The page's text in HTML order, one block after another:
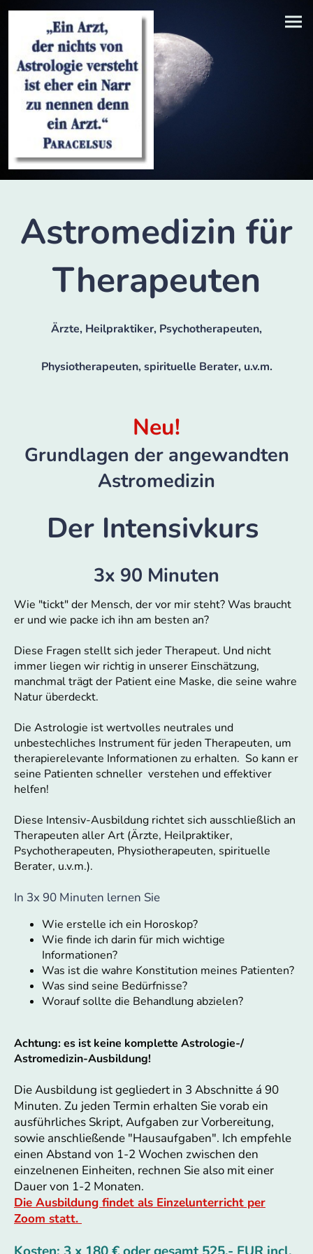
Astromedizin für
Therapeuten
Ärzte, Heilpraktiker, Psychotherapeuten,
Physiotherapeuten, spirituelle Berater, u.v.m.
Neu!
Grundlagen der angewandten
Astromedizin
Der Intensivkurs
3x 90 Minuten
Wie "tickt" der Mensch, der vor mir steht? Was braucht
er und wie packe ich ihn am besten an?
Diese Fragen stellt sich jeder Therapeut. Und nicht
immer liegen wir richtig in unserer Einschätzung,
manchmal trägt der Patient eine Maske, die seine wahre
Natur überdeckt.
Die Astrologie ist wertvolles neutrales und
unbestechliches Instrument für jeden Therapeuten, um
therapierelevante Informationen zu erhalten. So kann er
seine Patienten schneller verstehen und effektiver
helfen!
Diese Intensiv-Ausbildung richtet sich ausschließlich an
Therapeuten aller Art (Ärzte, Heilpraktiker,
Psychotherapeuten, Physiotherapeuten, spirituelle
Berater, u.v.m.).
In 3x 90 Minuten lernen Sie
Wie erstelle ich ein Horoskop?
Wie finde ich darin für mich wichtige
Informationen?
Was ist die wahre Konstitution meines Patienten?
Was sind seine Bedürfnisse?
Worauf sollte die Behandlung abzielen?
Achtung: es ist keine komplette Astrologie-/
Astromedizin-Ausbildung!
Die Ausbildung ist gegliedert in 3 Abschnitte á 90
Minuten. Zu jeden Termin erhalten Sie vorab ein
ausführliches Skript, Aufgaben zur Vorbereitung,
sowie anschließende "Hausaufgaben". Ich empfehle
einen Abstand von 1-2 Wochen zwischen den
einzelnenen Einheiten, rechnen Sie also mit einer
Dauer von 1-2 Monaten.
Die Ausbildung findet als Einzelunterricht per
Zoom statt.